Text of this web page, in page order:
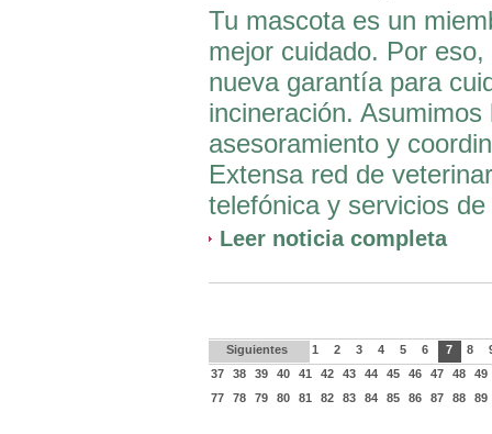
Tu mascota es un
mejor cuidado. Por
nueva garantía para
incineración.
asesoramiento y
Extensa red de
telefónica y servicios
Leer noticia completa
Siguientes 1 2 3 4 5 6 7 8
37
38 39 40 41 42 43 44 45 46 47 48
49
77
78 79 80 81 82 83 84 85 86 87 88 89